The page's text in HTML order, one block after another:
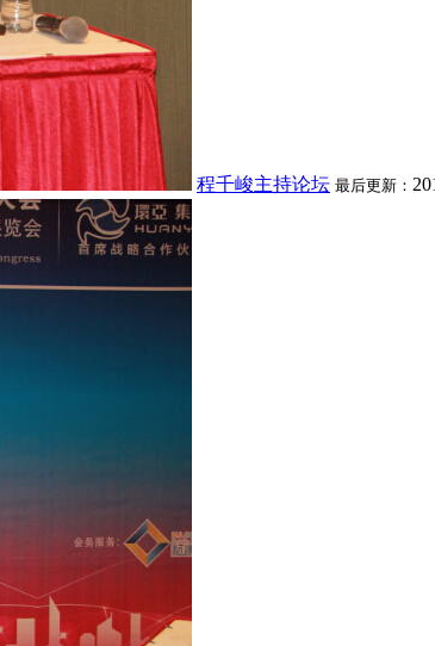
程千峻主持论坛 最后更新：